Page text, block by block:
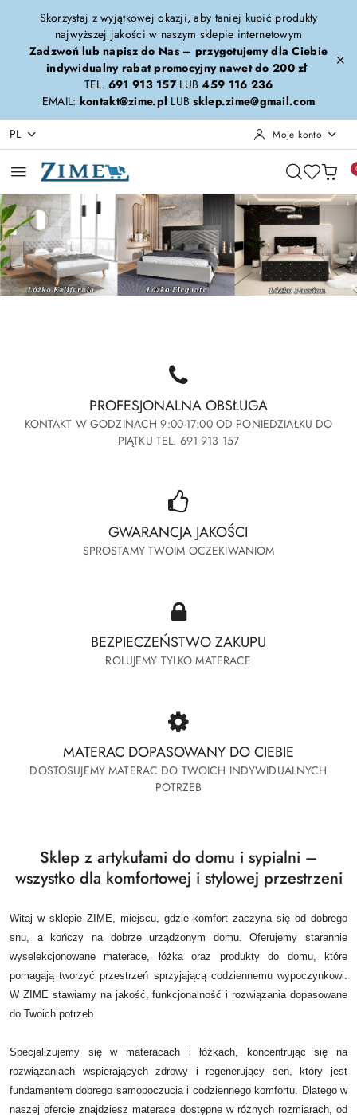
Przejdź do treści głównej
Przejdź do wyszukiwarki
Przejdź do moje konto
Przejdź do menu głównego
Przejdź do stopki
Skorzystaj z wyjątkowej okazji, aby taniej kupić produkty
najwyższej jakości w naszym sklepie internetowym
Zadzwoń lub napisz do Nas – przygotujemy dla Ciebie
indywidualny rabat promocyjny nawet do 200 zł
TEL. 691 913 157LUB459 116 236
EMAIL: kontakt@zime.pl LUBsklep.zime@gmail.com
PL Moje konto
Pomiń karuzelę promocyjną
PROFESJONALNA OBSŁUGA
KONTAKT W GODZINACH 9:00-17:00 OD PONIEDZIAŁKU DO
PIĄTKU TEL. 691 913 157
GWARANCJA JAKOŚCI
SPROSTAMY TWOIM OCZEKIWANIOM
BEZPIECZEŃSTWO ZAKUPU
ROLUJEMY TYLKO MATERACE
MATERAC DOPASOWANY DO CIEBIE
DOSTOSUJEMY MATERAC DO TWOICH INDYWIDUALNYCH
POTRZEB
Sklep z artykułami do domu i sypialni –
wszystko dla komfortowej i stylowej przestrzeni
Witaj w sklepie ZIME, miejscu, gdzie komfort zaczyna się od dobrego
snu, a kończy na dobrze urządzonym domu.Oferujemy starannie
wyselekcjonowane materace, łóżka oraz produkty do domu, które
pomagają tworzyć przestrzeń sprzyjającą codziennemu wypoczynkowi.
W ZIME stawiamy na jakość, funkcjonalność i rozwiązania dopasowane
do Twoich potrzeb.
Specjalizujemy się w materacach i łóżkach, koncentrując się na
rozwiązaniach wspierających zdrowy i regenerujący sen, który jest
fundamentem dobrego samopoczucia i codziennego komfortu. Dlatego w
naszej ofercie znajdziesz materace dostępne w różnych rozmiarach, od